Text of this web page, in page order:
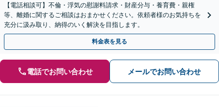
【電話相談可】不倫・浮気の慰謝料請求・財産分与・養育費・親権
等、離婚に関するご相談はおまかせください。依頼者様のお気持ちを
充分に汲み取り、納得のいく解決を目指します。
料金表を見る
電話でお問い合わせ メールでお問い合わせ